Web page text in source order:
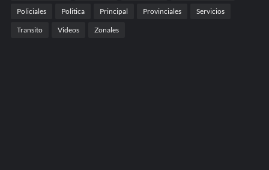
Policiales Politica Principal Provinciales Servicios
Transito Videos Zonales